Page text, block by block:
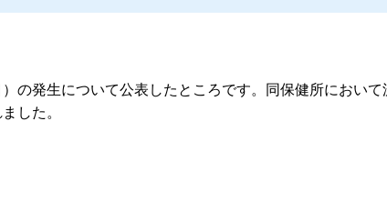
の発生について公表したところです。同保健所におい
した。